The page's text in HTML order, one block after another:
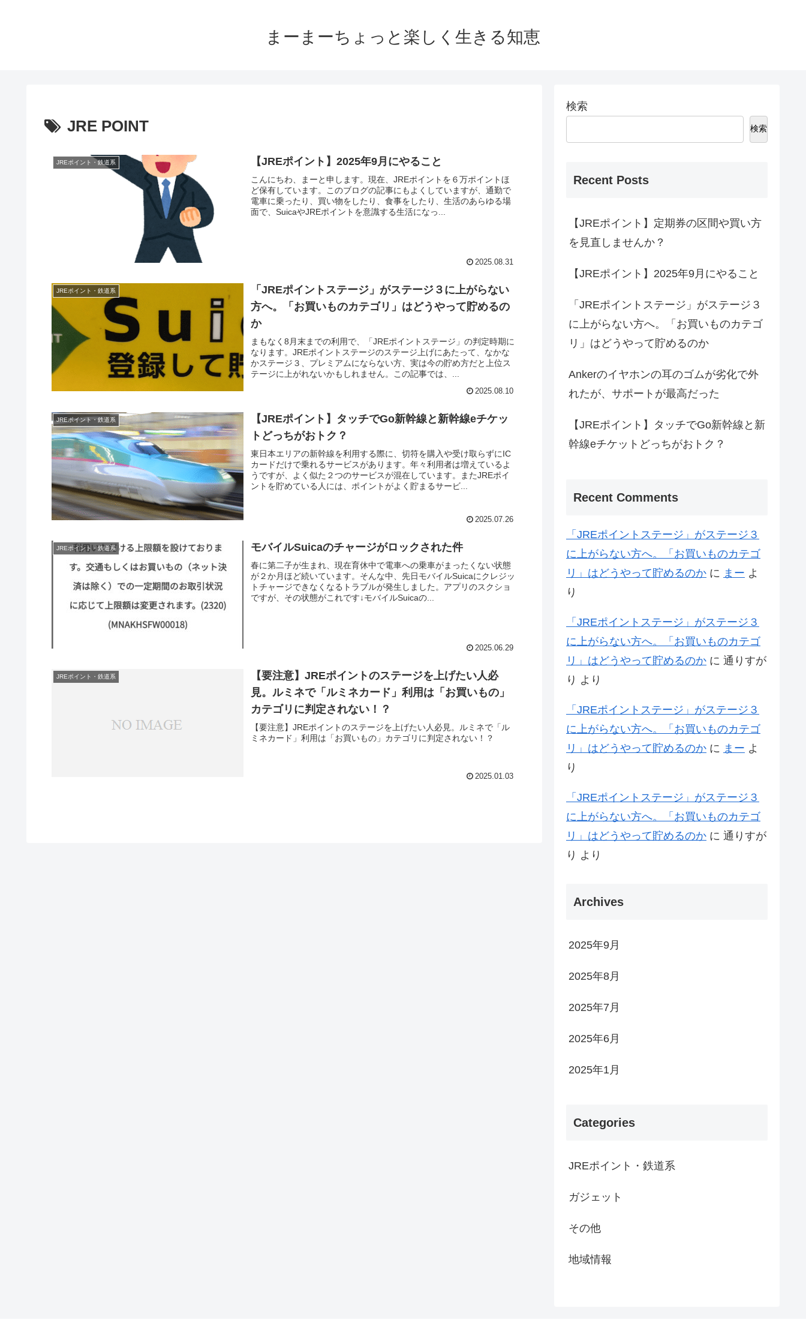
まーまーちょっと楽しく生きる知恵
JRE POINT
JREポイント・鉄道系 【JREポイント】2025年9月にやること
こんにちわ、まーと申します。現在、JREポイントを６万ポイントほ
ど保有しています。このブログの記事にもよくしていますが、通勤で
電車に乗ったり、買い物をしたり、食事をしたり、生活のあらゆる場
面で、SuicaやJREポイントを意識する生活になっ...
2025.08.31
JREポイント・鉄道系
「JREポイントステージ」がステージ３に上がらない
方へ。「お買いものカテゴリ」はどうやって貯めるの
か
まもなく8月末までの利用で、「JREポイントステージ」の判定時期に
なります。JREポイントステージのステージ上げにあたって、なかな
かステージ３、プレミアムにならない方、実は今の貯め方だと上位ス
テージに上がれないかもしれません。この記事では、...
2025.08.10
JREポイント・鉄道系
【JREポイント】タッチでGo新幹線と新幹線eチケッ
トどっちがおトク？
東日本エリアの新幹線を利用する際に、切符を購入や受け取らずにIC
カードだけで乗れるサービスがあります。年々利用者は増えているよ
うですが、よく似た２つのサービスが混在しています。またJREポイ
ントを貯めている人には、ポイントがよく貯まるサービ...
2025.07.26
JREポイント・鉄道系 モバイルSuicaのチャージがロックされた件
春に第二子が生まれ、現在育休中で電車への乗車がまったくない状態
が２か月ほど続いています。そんな中、先日モバイルSuicaにクレジッ
トチャージできなくなるトラブルが発生しました。アプリのスクショ
ですが、その状態がこれです↓モバイルSuicaの...
2025.06.29
JREポイント・鉄道系
【要注意】JREポイントのステージを上げたい人必
見。ルミネで「ルミネカード」利用は「お買いもの」
カテゴリに判定されない！？
【要注意】JREポイントのステージを上げたい人必見。ルミネで「ル
ミネカード」利用は「お買いもの」カテゴリに判定されない！？
2025.01.03
検索
検索
Recent Posts
【JREポイント】定期券の区間や買い方
を見直しませんか？
【JREポイント】2025年9月にやること
「JREポイントステージ」がステージ３
に上がらない方へ。「お買いものカテゴ
リ」はどうやって貯めるのか
Ankerのイヤホンの耳のゴムが劣化で外
れたが、サポートが最高だった
【JREポイント】タッチでGo新幹線と新
幹線eチケットどっちがおトク？
Recent Comments
「JREポイントステージ」がステージ３
に上がらない方へ。「お買いものカテゴ
リ」はどうやって貯めるのか に まー よ
り
「JREポイントステージ」がステージ３
に上がらない方へ。「お買いものカテゴ
リ」はどうやって貯めるのか に 通りすが
り より
「JREポイントステージ」がステージ３
に上がらない方へ。「お買いものカテゴ
リ」はどうやって貯めるのか に まー よ
り
「JREポイントステージ」がステージ３
に上がらない方へ。「お買いものカテゴ
リ」はどうやって貯めるのか に 通りすが
り より
Archives
2025年9月
2025年8月
2025年7月
2025年6月
2025年1月
Categories
JREポイント・鉄道系
ガジェット
その他
地域情報